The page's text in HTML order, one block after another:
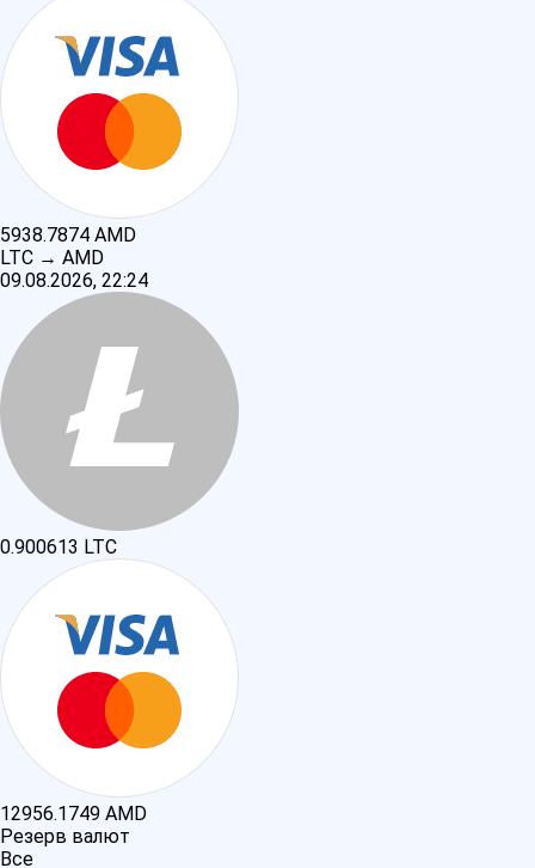
5938.7874 AMD
LTC → AMD
09.08.2026, 22:24
0.900613 LTC
12956.1749 AMD
Резерв валют
Все